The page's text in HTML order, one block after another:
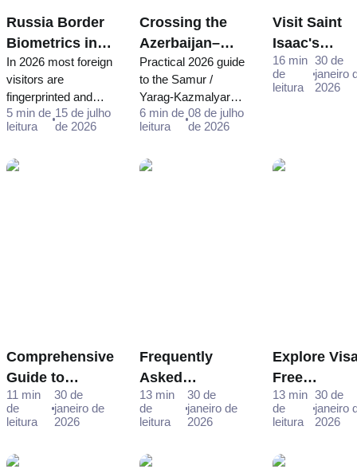
Russia Border
Biometrics in
2026:
Fingerprints
and Facial
Scans for
Travellers
In 2026 most foreign
visitors are
fingerprinted and
photographed at
Russia's border.
what happens, the
5 min de
leitura
15 de julho
de 2026
Crossing the
Azerbaijan–
Russia Land
Border in 2026:
Samur / Yarag-
Kazmalyar
Practical 2026 guide
to the Samur /
Yarag-Kazmalyar
crossing: why it's
effectively one-way
you need a consular
6 min de
leitura
08 de julho
de 2026
Visit Saint
Isaac's
Cathedral in
St
Schedule
16 min
de
leitura
30 de
janeiro
2026
Comprehensive
Guide to
Russian e-Visa
Application for
Citizens
11 min
de
leitura
30 de
janeiro de
2026
Frequently
Asked
Questions -
Your Ultimate
Answers
13 min
de
leitura
30 de
janeiro de
2026
Explore
Free
for Thai
Holders in
13 min
de
leitura
30 de
janeiro
2026